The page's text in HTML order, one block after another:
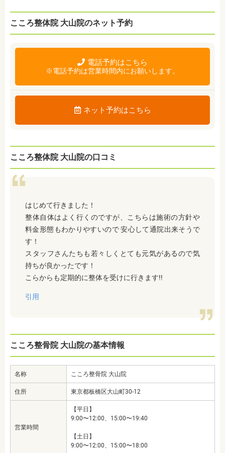
こころ整体院 大山院のネット予約
電話予約はこちら
※電話予約は営業時間内にお願いします。
ネット予約はこちら
こころ整体院 大山院の口コミ
はじめて行きました！
整体自体はよく行くのですが、こちらは施術の方針や
料金形態もわかりやすいので 安心して通院出来そうで
す！
スタッフさんたちも若々しくとても元気があるので気
持ちが良かったです！
こらからも定期的に整体を受けに行きます!!
引用
こころ整骨院 大山院の基本情報
名称 こころ整骨院 大山院
住所 東京都板橋区大山町30-12
営業時間
【平日】
9:00〜12:00、15:00〜19:40
【土日】
9:00〜12:00、15:00〜18:00